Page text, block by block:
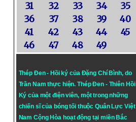
31
32 33 34
35
36
37 38 39
40
41
42 43 44
45
46
47 48 49
Thép Đen - Hồi ký của Đặng Chí Bình, do
Trần Nam thực hiện.Thép Đen - Thiên Hồi
Ký của một điện viên, một trong những
chiến sĩ của bóng tối thuộc Quân Lực Việt
Nam Cộng Hòa hoạt động tại miền Bắc